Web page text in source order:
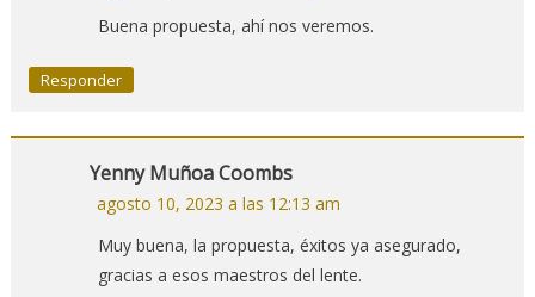
Buena propuesta, ahí nos veremos.
Responder
Yenny Muñoa Coombs
agosto 10, 2023 a las 12:13 am
Muy buena, la propuesta, éxitos ya asegurado,
gracias a esos maestros del lente.